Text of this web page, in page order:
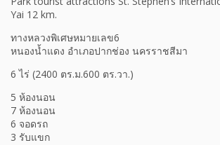
Yai 12 km.
ทางหลวงพิเศษหมายเลข6
หนองน้ำแดง อำเภอปากช่อง นครราชสีมา
6 ไร่ (2400 ตร.ม.600 ตร.วา.)
5 ห้องนอน
7 ห้องนอน
6 จอดรถ
3 รับแขก